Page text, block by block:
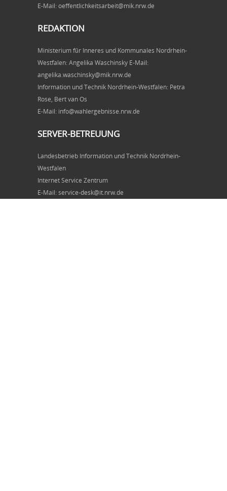
E-Mail: oeffentlichkeitsarbeit@mik.nrw.de
REDAKTION
Ministerium für Inneres und Kommunales Nordrhein-
Westfalen: Angelika Waschinsky E-Mail:
angelika.waschinsky@mik.nrw.de
Information und Technik Nordrhein-Westfalen: Petra
Rose, Bert van Os
E-Mail: info@wahlergebnisse.nrw.de
SERVER-BETREUUNG
Landesbetrieb Information und Technik Nordrhein-
Westfalen
Internet Service Zentrum
E-Mail: service-desk@it.nrw.de